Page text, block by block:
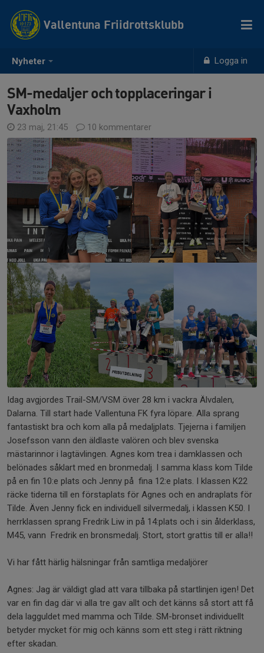
Nyheter Logga in
Vallentuna Friidrottsklubb
SM-medaljer och topplaceringar i
Vaxholm
23 maj, 21:45 10 kommentarer
Idag avgjordes Trail-SM/VSM över 28 km i vackra Älvdalen,
Dalarna. Till start hade Vallentuna FK fyra löpare. Alla sprang
fantastiskt bra och kom alla på medaljplats. Tjejerna i familjen
Josefsson vann den äldlaste valören och blev svenska
mästarinnor i lagtävlingen. Agnes kom trea i damklassen och
belönades såklart med en bronmedalj. I samma klass kom Tilde
på en fin 10:e plats och Jenny på fina 12:e plats. I klassen K22
räcke tiderna till en förstaplats för Agnes och en andraplats för
Tilde. Även Jenny fick en individuell silvermedalj, i klassen K50. I
herrklassen sprang Fredrik Liw in på 14:plats och i sin ålderklass,
M45, vann Fredrik en bronsmedalj. Stort, stort grattis till er alla!!
Vi har fått härlig hälsningar från samtliga medaljörer
Agnes: Jag är väldigt glad att vara tillbaka på startlinjen igen! Det
var en fin dag där vi alla tre gav allt och det känns så stort att få
dela lagguldet med mamma och Tilde. SM-bronset individuellt
betyder mycket för mig och känns som ett steg i rätt riktning
efter skadan.